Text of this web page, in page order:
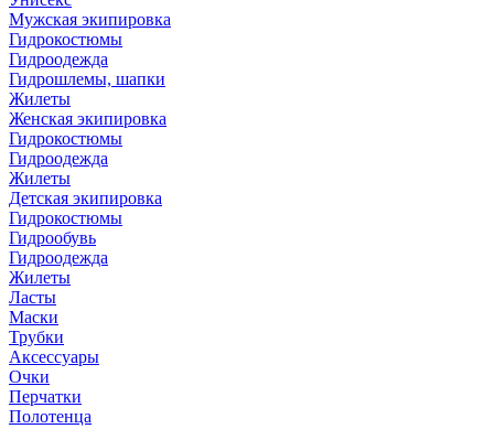
Мужская экипировка
Гидрокостюмы
Гидроодежда
Гидрошлемы, шапки
Жилеты
Женская экипировка
Гидрокостюмы
Гидроодежда
Жилеты
Детская экипировка
Гидрокостюмы
Гидрообувь
Гидроодежда
Жилеты
Ласты
Маски
Трубки
Аксессуары
Очки
Перчатки
Полотенца